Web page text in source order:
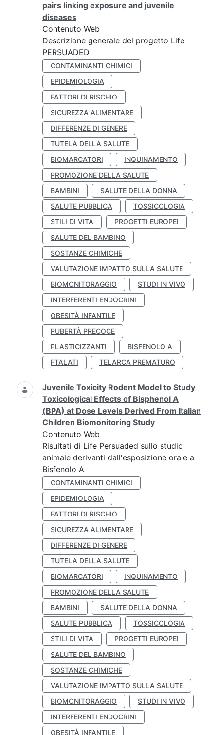
pairs linking exposure and juvenile
diseases
Contenuto Web
Descrizione generale del progetto Life
PERSUADED
CONTAMINANTI CHIMICI
EPIDEMIOLOGIA
FATTORI DI RISCHIO
SICUREZZA ALIMENTARE
DIFFERENZE DI GENERE
TUTELA DELLA SALUTE
BIOMARCATORI
INQUINAMENTO
PROMOZIONE DELLA SALUTE
BAMBINI
SALUTE DELLA DONNA
SALUTE PUBBLICA
TOSSICOLOGIA
STILI DI VITA
PROGETTI EUROPEI
SALUTE DEL BAMBINO
SOSTANZE CHIMICHE
VALUTAZIONE IMPATTO SULLA SALUTE
BIOMONITORAGGIO
STUDI IN VIVO
INTERFERENTI ENDOCRINI
OBESITÀ INFANTILE
PUBERTÀ PRECOCE
PLASTICIZZANTI
BISFENOLO A
FTALATI
TELARCA PREMATURO
Juvenile Toxicity Rodent Model to Study
Toxicological Effects of Bisphenol A
(BPA) at Dose Levels Derived From Italian
Children Biomonitoring Study
Contenuto Web
Risultati di Life Persuaded sullo studio
animale derivanti dall'esposizione orale a
Bisfenolo A
CONTAMINANTI CHIMICI
EPIDEMIOLOGIA
FATTORI DI RISCHIO
SICUREZZA ALIMENTARE
DIFFERENZE DI GENERE
TUTELA DELLA SALUTE
BIOMARCATORI
INQUINAMENTO
PROMOZIONE DELLA SALUTE
BAMBINI
SALUTE DELLA DONNA
SALUTE PUBBLICA
TOSSICOLOGIA
STILI DI VITA
PROGETTI EUROPEI
SALUTE DEL BAMBINO
SOSTANZE CHIMICHE
VALUTAZIONE IMPATTO SULLA SALUTE
BIOMONITORAGGIO
STUDI IN VIVO
INTERFERENTI ENDOCRINI
OBESITÀ INFANTILE